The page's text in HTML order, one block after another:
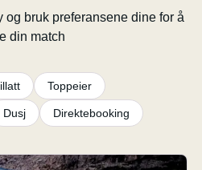
bruk preferansene dine for å
din match
Toppeier
Dusj Direktebooking